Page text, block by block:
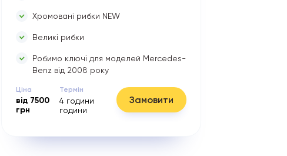
Хромовані рибки NEW
Великі рибки
Робимо ключі для моделей Mercedes-
Benz від 2008 року
Ціна
від 7500
грн
Термін
4 години
години
Замовити